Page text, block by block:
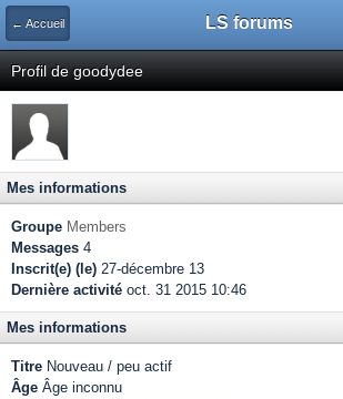
← Accueil LS forums
Profil de goodydee
Mes informations
Groupe Members
Messages 4
Inscrit(e) (le) 27-décembre 13
Dernière activité oct. 31 2015 10:46
Mes informations
Titre Nouveau / peu actif
Âge Âge inconnu